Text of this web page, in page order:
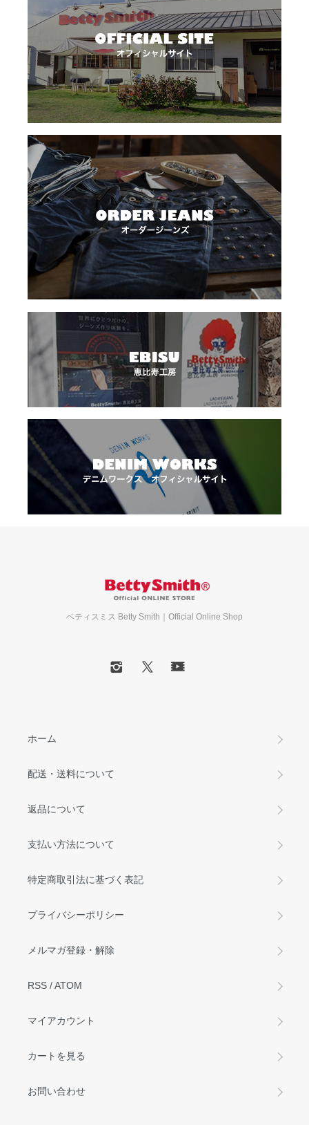
ベティスミス Betty Smith｜Official Online Shop
ホーム
配送・送料について
返品について
支払い方法について
特定商取引法に基づく表記
プライバシーポリシー
メルマガ登録・解除
RSS /ATOM
マイアカウント
カートを見る
お問い合わせ